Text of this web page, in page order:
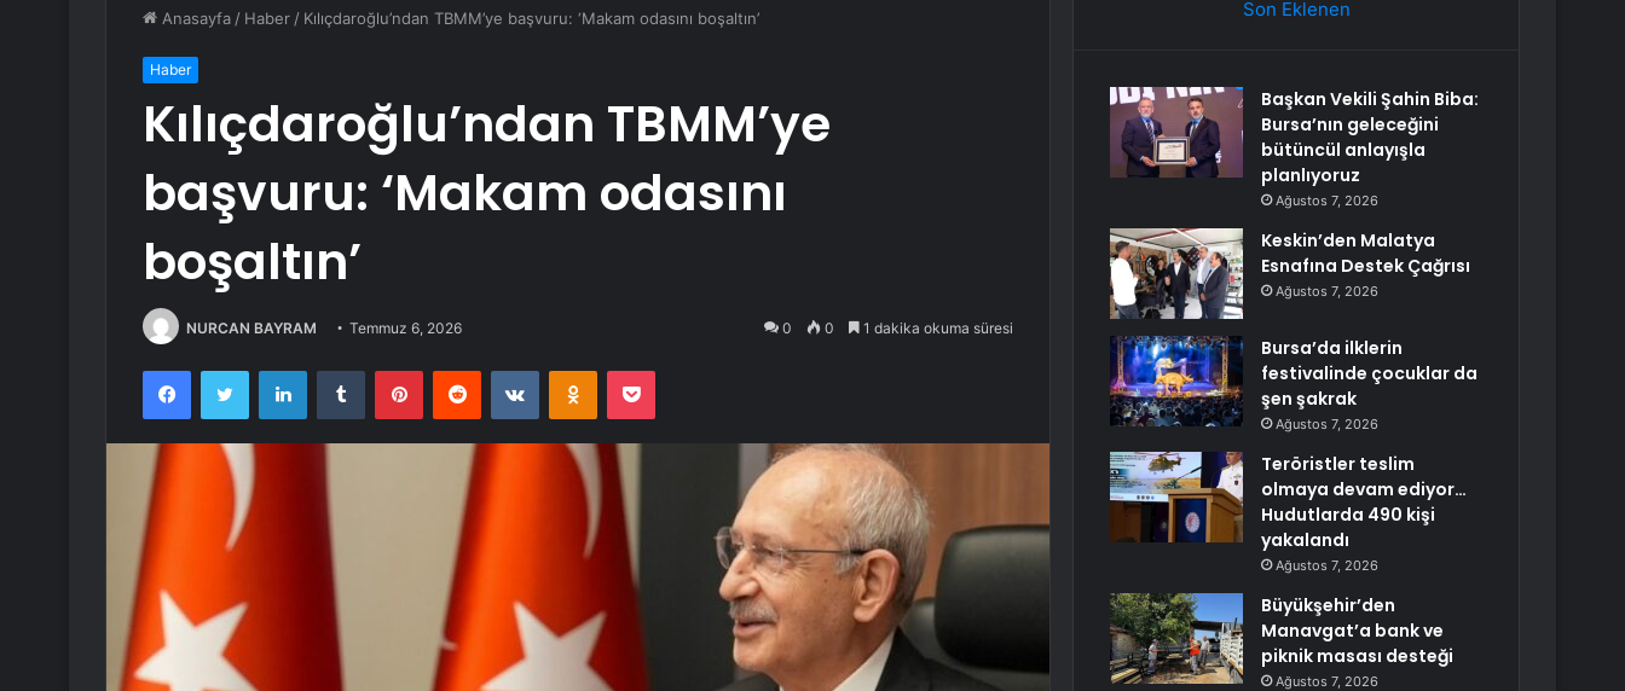
Anasayfa / Haber / Kılıçdaroğlu’ndan TBMM’ye başvuru: ‘Makam odasını boşaltın’
Haber
Kılıçdaroğlu’ndan TBMM’ye
başvuru: ‘Makam odasını
boşaltın’
NURCAN BAYRAM Temmuz 6, 2026 0 0 1 dakika okuma süresi
FacebookTwitter LinkedInTumblr PinterestReddit VKontakteOdnoklassniki
Pocket
Son Eklenen
Başkan Vekili Şahin Biba:
Bursa’nın geleceğini
bütüncül anlayışla
planlıyoruz
Ağustos 7, 2026
Keskin’den Malatya
Esnafına Destek Çağrısı
Ağustos 7, 2026
Bursa’da ilklerin
festivalinde çocuklar da
şen şakrak
Ağustos 7, 2026
Teröristler teslim
olmaya devam ediyor…
Hudutlarda 490 kişi
yakalandı
Ağustos 7, 2026
Büyükşehir’den
Manavgat’a bank ve
piknik masası desteği
Ağustos 7, 2026